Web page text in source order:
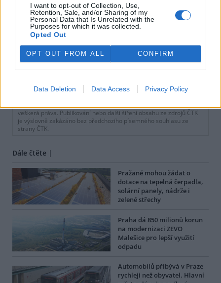
I want to opt-out of Collection, Use,
Retention, Sale, and/or Sharing of my
Personal Data that Is Unrelated with the
Purposes for which it was collected.
Opted Out
OPT OUT FROM ALL CONFIRM
Data Deletion Data Access Privacy Policy
veškerá práva. Publikování nebo další šíření obsahu ze zdrojů ČTK
je výslovně zakázáno bez předchozího písemného souhlasu ze
strany ČTK.
Dále čtěte |
Pražané mohou žádat o
dotace na tepelná čerpadla,
solární panely, nádrže i
zelené střechy
Praha dá 850 milionů korun
na modernizaci ZEVO
Malešice pro lepší využití
odpadu
Automobilů přibývá v Praze
rychleji než obyvatel. Hlavní